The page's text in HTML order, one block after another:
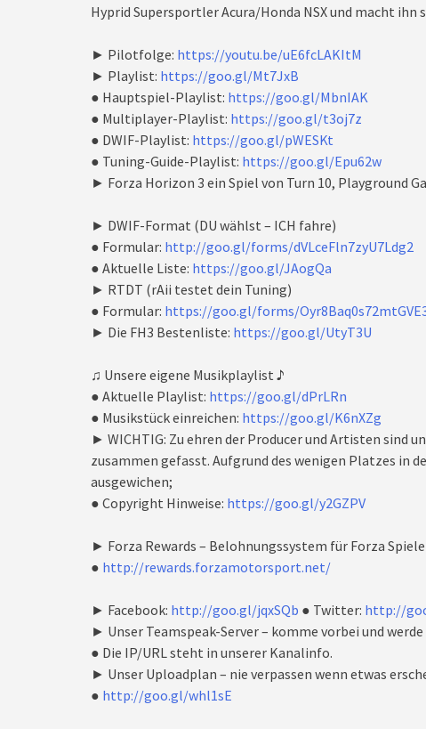
Hyprid Supersportler Acura/Honda NSX und macht
► Pilotfolge: https://youtu.be/uE6fcLAKItM
► Playlist: https://goo.gl/Mt7JxB
● Hauptspiel-Playlist: https://goo.gl/MbnIAK
● Multiplayer-Playlist: https://goo.gl/t3oj7z
● DWIF-Playlist: https://goo.gl/pWESKt
● Tuning-Guide-Playlist: https://goo.gl/Epu62w
► Forza Horizon 3 ein Spiel von Turn 10, Playground
► DWIF-Format (DU wählst – ICH fahre)
● Formular: http://goo.gl/forms/dVLceFln7zyU7Ldg2
● Aktuelle Liste: https://goo.gl/JAogQa
► RTDT (rAii testet dein Tuning)
● Formular: https://goo.gl/forms/
► Die FH3 Bestenliste: https://goo.gl/UtyT3U
♫ Unsere eigene Musikplaylist ♪
● Aktuelle Playlist: https://goo.gl/dPrLRn
● Musikstück einreichen: https://goo.gl/K6nXZg
► WICHTIG: Zu ehren der Producer und Artisten sind
zusammen gefasst. Aufgrund des wenigen Platzes in
ausgewichen;
● Copyright Hinweise: https://goo.gl/y2GZPV
► Forza Rewards – Belohnungssystem für Forza
● http://rewards.forzamotorsport.net/
► Facebook: http://goo.gl/jqxSQb ● Twitter: http://
► Unser Teamspeak-Server – komme vorbei und
● Die IP/URL steht in unserer Kanalinfo.
► Unser Uploadplan – nie verpassen wenn etwas
● http://goo.gl/whl1sE